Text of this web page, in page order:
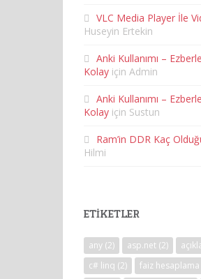
VLC Media Player İle
Huseyin Ertekin
Anki Kullanımı –
Kolay için Admin
Anki Kullanımı –
Kolay için Sustun
Ram’in DDR Kaç
Hilmi
ETIKETLER
any (2) asp.net (2)
c# linq (2) faiz hesaplama